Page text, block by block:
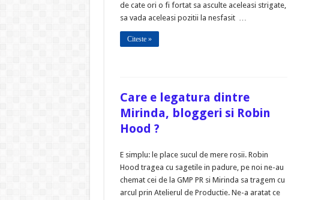
de cate ori o fi fortat sa asculte aceleasi strigate,
sa vada aceleasi pozitii la nesfasit …
Citeste »
Care e legatura dintre
Mirinda, bloggeri si Robin
Hood ?
E simplu: le place sucul de mere rosii. Robin
Hood tragea cu sagetile in padure, pe noi ne-au
chemat cei de la GMP PR si Mirinda sa tragem cu
arcul prin Atelierul de Productie. Ne-a aratat ce